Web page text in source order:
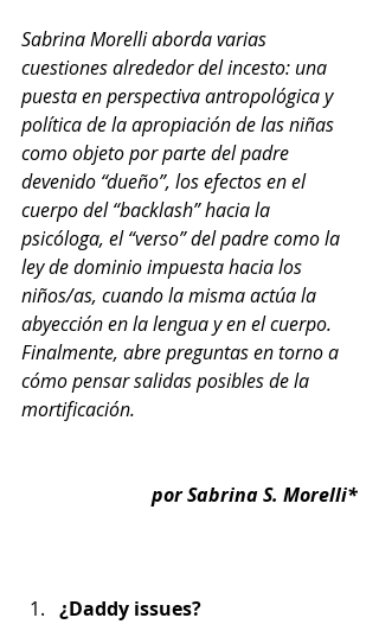
Sabrina Morelli aborda varias
cuestiones alrededor del incesto: una
puesta en perspectiva antropológica y
política de la apropiación de las niñas
como objeto por parte del padre
devenido “dueño”, los efectos en el
cuerpo del “backlash” hacia la
psicóloga, el “verso” del padre como la
ley de dominio impuesta hacia los
niños/as, cuando la misma actúa la
abyección en la lengua y en el cuerpo.
Finalmente, abre preguntas en torno a
cómo pensar salidas posibles de la
mortificación.
por Sabrina S. Morelli*
¿Daddy issues?